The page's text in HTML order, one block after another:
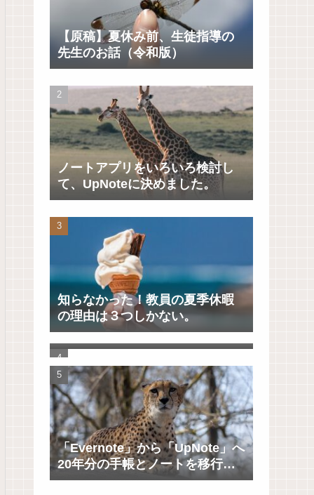
【原稿】夏休み前、生徒指導の
先生のお話（令和版）
ノートアプリをいろいろ検討し
て、UpNoteに決めました。
知らなかった！教員の夏季休暇
の理由は３つしかない。
【ゼロ秒思考】自分を大切に思
えるようになる100の質問
「Evernote」から「UpNote」へ
20年分の手帳とノートを移行し
てわかったこと